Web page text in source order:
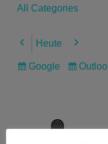
All Categories
Previous
Heute Next
Subscribe
Google